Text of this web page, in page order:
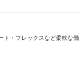
ト・フレックスなど柔軟な働